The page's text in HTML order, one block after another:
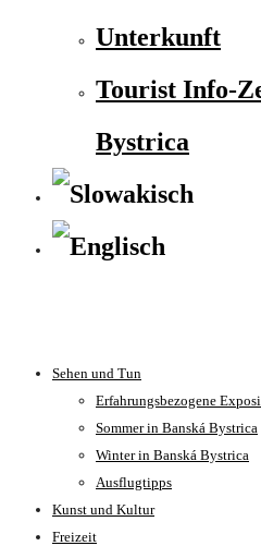
Unterkunft
Tourist Info-
Bystrica
Sehen und Tun
Erfahrungsbezogene
Sommer in Banská Bystrica
Winter in Banská Bystrica
Ausflugtipps
Kunst und Kultur
Freizeit